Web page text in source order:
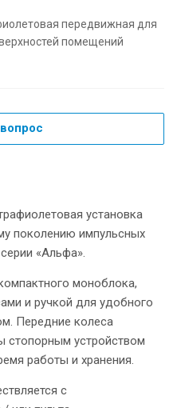
передвижная для
помещений
установка
поколению импульсных
«Альфа».
моноблока,
и ручкой для удобного
Передние колеса
стопорным устройством
работы и хранения.
с